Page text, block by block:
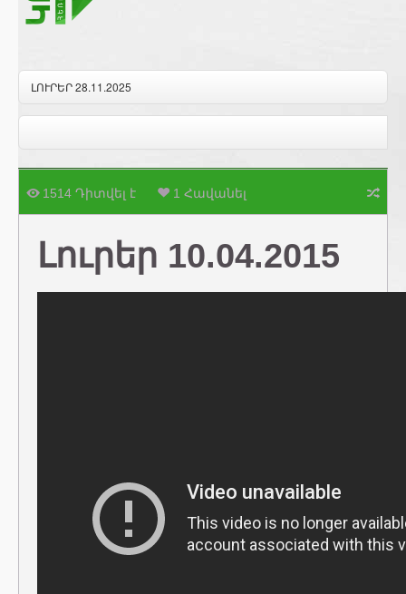
ԼՈՒՐԵՐ 28.11.2025
1514 Դիտվել է 1 Հավանել
Լուրեր 10.04.2015